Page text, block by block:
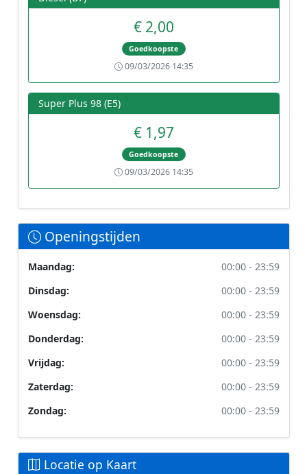
€ 2,00
Goedkoopste
09/03/2026 14:35
Super Plus 98 (E5)
€ 1,97
Goedkoopste
09/03/2026 14:35
Openingstijden
Maandag:
00:00 - 23:59
Dinsdag:
00:00 - 23:59
Woensdag:
00:00 - 23:59
Donderdag:
00:00 - 23:59
Vrijdag:
00:00 - 23:59
Zaterdag:
00:00 - 23:59
Zondag:
00:00 - 23:59
Locatie op Kaart